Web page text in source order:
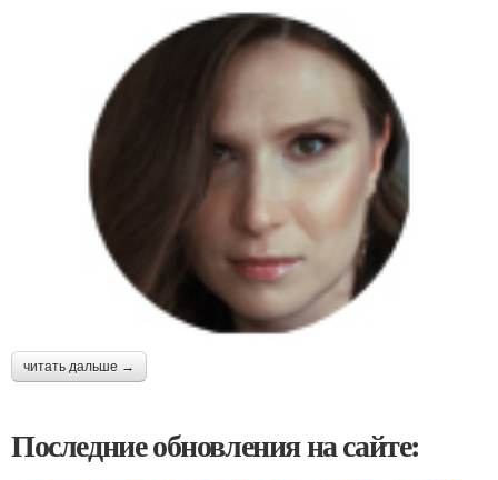
читать дальше →
Последние обновления на сайте: